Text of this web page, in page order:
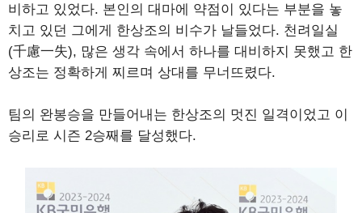
비하고 있었다. 본인의 대마에 약점이 있다는 부분을 놓
치고 있던 그에게 한상조의 비수가 날들었다. 천려일실
(千慮一失), 많은 생각 속에서 하나를 대비하지 못했고 한
상조는 정확하게 찌르며 상대를 무너뜨렸다.
팀의 완봉승을 만들어내는 한상조의 멋진 일격이었고 이
승리로 시즌 2승째를 달성했다.